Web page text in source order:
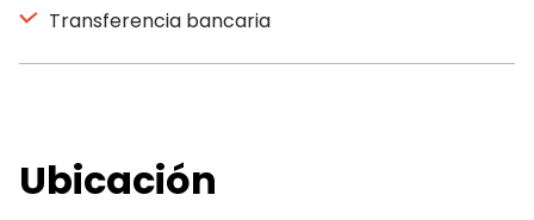
Transferencia bancaria
Ubicación